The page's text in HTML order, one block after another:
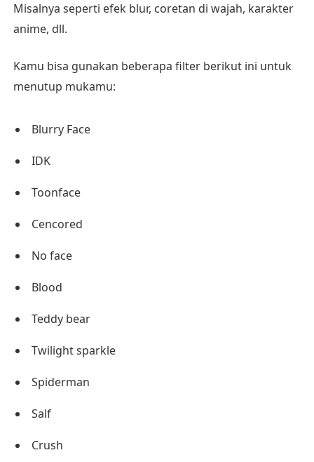
Misalnya seperti efek blur, coretan di wajah, karakter
anime, dll.
Kamu bisa gunakan beberapa filter berikut ini untuk
menutup mukamu:
Blurry Face
IDK
Toonface
Cencored
No face
Blood
Teddy bear
Twilight sparkle
Spiderman
Salf
Crush